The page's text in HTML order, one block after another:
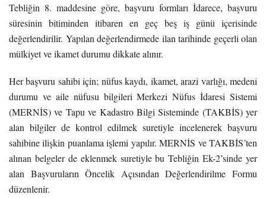
Tebliğin 8. maddesine göre, başvuru formları İdarece, başvuru
süresinin bitiminden itibaren en geç beş iş günü içerisinde
değerlendirilir. Yapılan değerlendirmede ilan tarihinde geçerli olan
mülkiyet ve ikamet durumu dikkate alınır.
Her başvuru sahibi için; nüfus kaydı, ikamet, arazi varlığı, medeni
durumu ve aile nüfusu bilgileri Merkezi Nüfus İdaresi Sistemi
(MERNİS) ve Tapu ve Kadastro Bilgi Sisteminde (TAKBİS) yer
alan bilgiler de kontrol edilmek suretiyle incelenerek başvuru
sahibine ilişkin puanlama işlemi yapılır. MERNİS ve TAKBİS’ten
alınan belgeler de eklenmek suretiyle bu Tebliğin Ek-2’sinde yer
alan Başvuruların Öncelik Açısından Değerlendirilme Formu
düzenlenir.